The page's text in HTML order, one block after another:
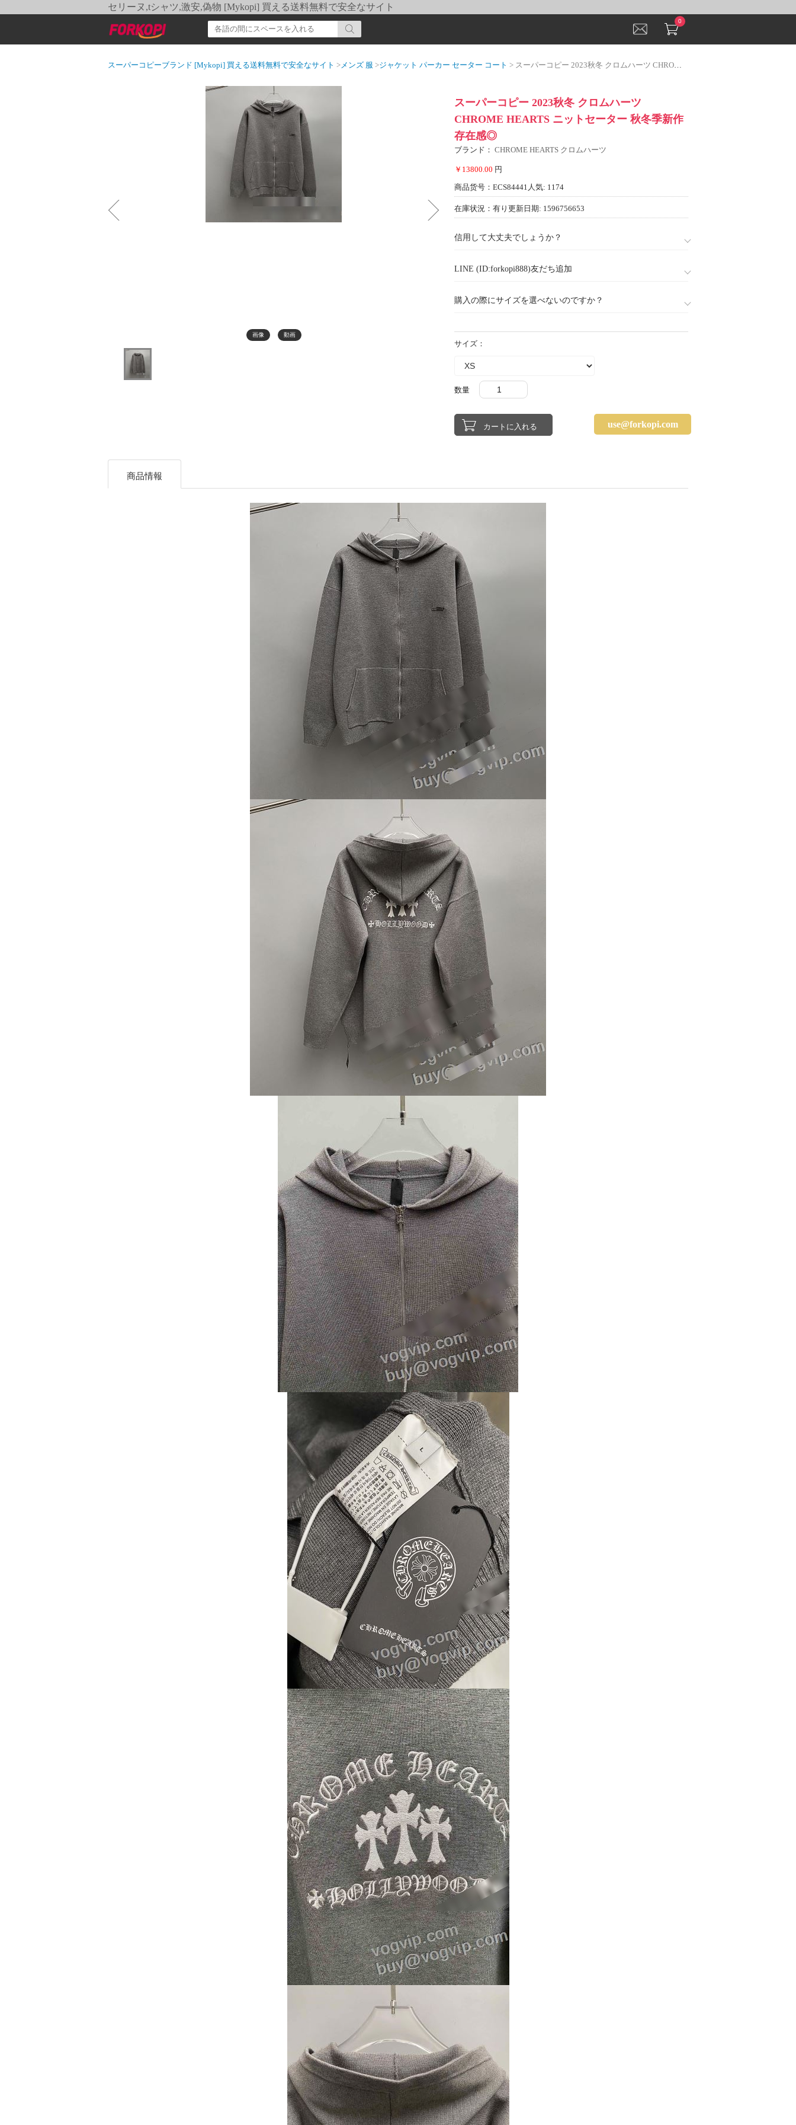
セリーヌ,tシャツ,激安,偽物 [Mykopi] 買える送料無料で安全なサイト
0
スーパーコピーブランド [Mykopi] 買える送料無料で安全なサイト >メンズ 服 >ジャケット パーカー セーター コート > スーパーコピー 2023秋冬 クロムハーツ CHROME HEARTS ニットセーター 秋冬季新作 存在感◎
画像 動画
スーパーコピー 2023秋冬 クロムハーツ
CHROME HEARTS ニットセーター 秋冬季新作
存在感◎
ブランド： CHROME HEARTS クロムハーツ
￥13800.00 円
商品货号：ECS84441 人気: 1174
在庫状況：有り 更新日期: 1596756653
信用して大丈夫でしょうか？
LINE (ID:forkopi888)友だち追加
購入の際にサイズを選べないのですか？
サイズ：
数量
use@forkopi.com
商品情報